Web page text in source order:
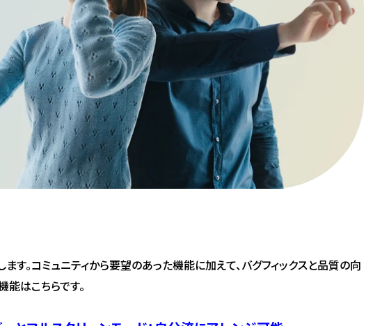
す。コミュニティから要望のあった機能に加えて、バグフィックスと品質の向
はこちらです。